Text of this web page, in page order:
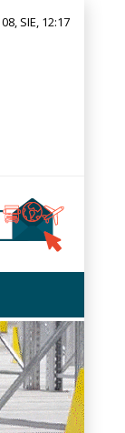
SIE, 12:17